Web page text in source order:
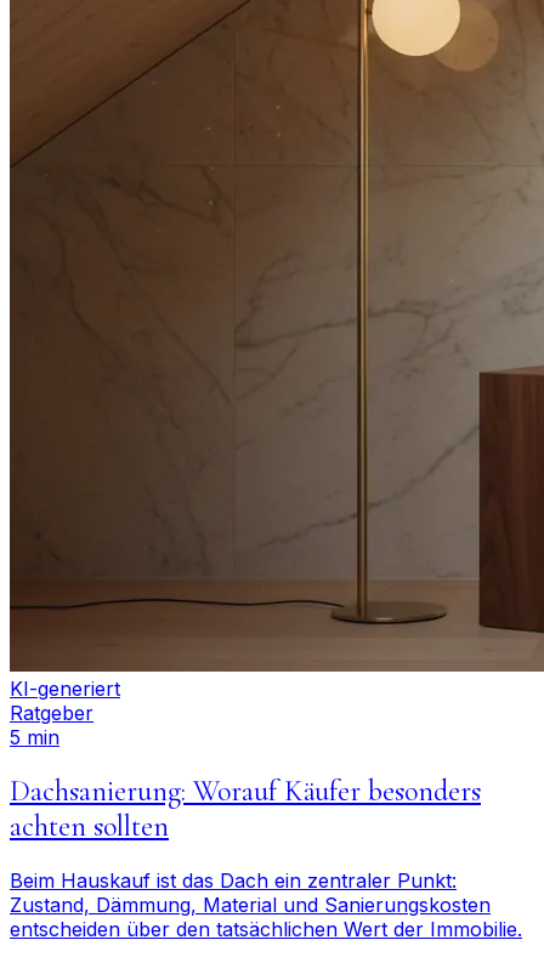
KI-generiert
Ratgeber
5 min
Dachsanierung: Worauf Käufer besonders
achten sollten
Beim Hauskauf ist das Dach ein zentraler Punkt:
Zustand, Dämmung, Material und Sanierungskosten
entscheiden über den tatsächlichen Wert der Immobilie.